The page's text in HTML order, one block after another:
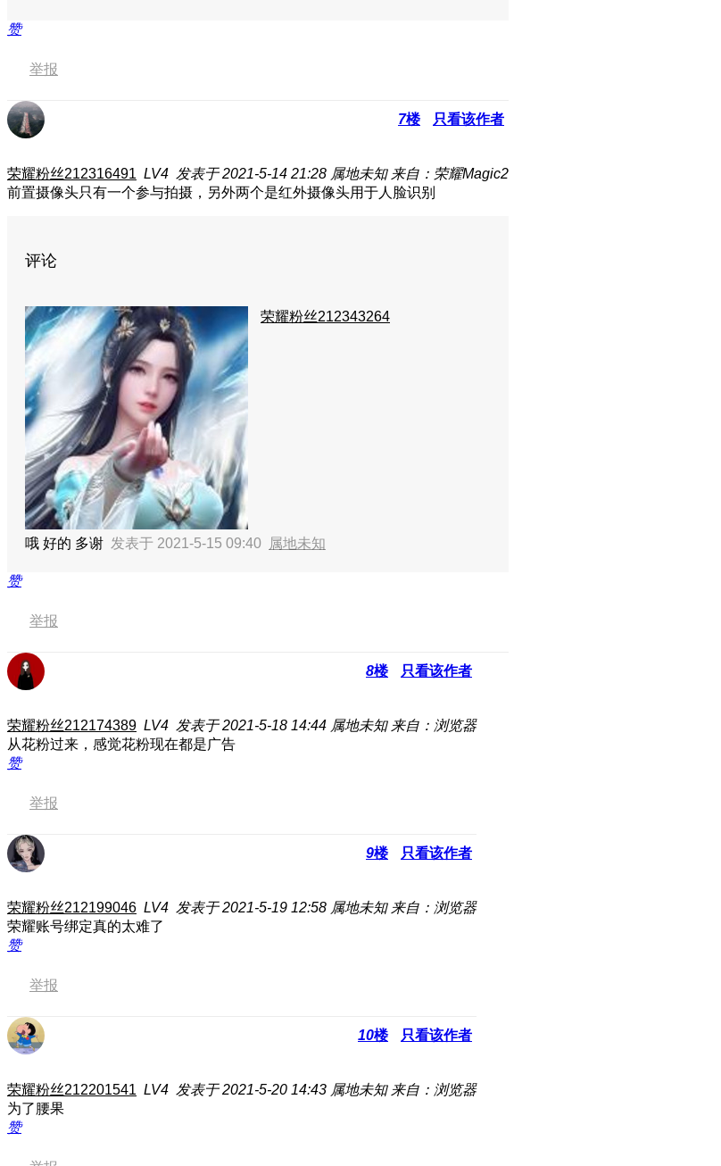
赞
举报
7楼 只看该作者
荣耀粉丝212316491 LV4 发表于 2021-5-14 21:28 属地未知 来自：荣耀Magic2
前置摄像头只有一个参与拍摄，另外两个是红外摄像头用于人脸识别
评论
荣耀粉丝212343264
哦 好的 多谢 发表于 2021-5-15 09:40 属地未知
赞
举报
8楼 只看该作者
荣耀粉丝212174389 LV4 发表于 2021-5-18 14:44 属地未知 来自：浏览器
从花粉过来，感觉花粉现在都是广告
赞
举报
9楼 只看该作者
荣耀粉丝212199046 LV4 发表于 2021-5-19 12:58 属地未知 来自：浏览器
荣耀账号绑定真的太难了
赞
举报
10楼 只看该作者
荣耀粉丝212201541 LV4 发表于 2021-5-20 14:43 属地未知 来自：浏览器
为了腰果
赞